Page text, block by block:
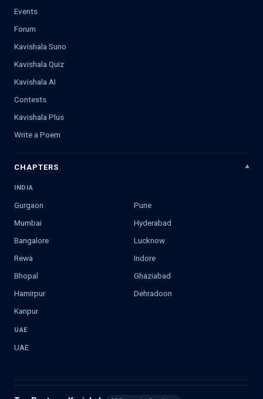
Events
Forum
Kavishala Suno
Kavishala Quiz
Kavishala AI
Contests
Kavishala Plus
Write a Poem
CHAPTERS
INDIA
Gurgaon
Pune
Mumbai
Hyderabad
Bangalore
Lucknow
Rewa
Indore
Bhopal
Ghaziabad
Hamirpur
Dehradoon
Kanpur
UAE
UAE